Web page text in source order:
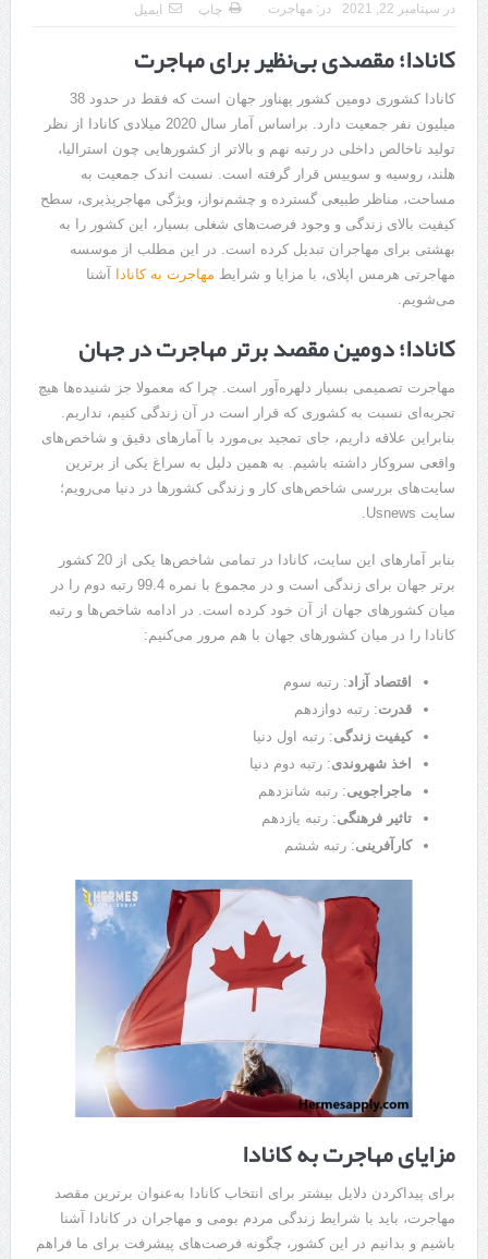
استریا
طراحی در خدمت نظم؛ از قفسه ‌های یک‌ طرفه تا دو طرفه، روایت
هوشمندی در معماری فروشگاه
در سپتامبر 22, 2021 در: مهاجرت چاپ ایمیل
کانادا؛ مقصدی بی‌نظیر برای مهاجرت
کانادا کشوری دومین کشور پهناور جهان است که فقط در حدود 38
میلیون نفر جمعیت دارد. براساس آمار سال 2020 میلادی کانادا از نظر
تولید ناخالص داخلی در رتبه نهم و بالاتر از کشورهایی چون استرالیا،
هلند، روسیه و سوییس قرار گرفته است. نسبت اندک جمعیت به
مساحت، مناظر طبیعی گسترده و چشم‌نواز، ویژگی مهاجرپذیری، سطح
کیفیت بالای زندگی و وجود فرصت‌های شغلی بسیار، این کشور را به
بهشتی برای مهاجران تبدیل کرده است. در این مطلب از موسسه
مهاجرتی هرمس اپلای، با مزایا و شرایط مهاجرت به کانادا
آشنا
می‌شویم.
کانادا؛ دومین مقصد برتر مهاجرت در جهان
مهاجرت تصمیمی بسیار دلهره‌آور است. چرا که معمولا جز شنیده‌ها هیچ
تجربه‌ای نسبت به کشوری که قرار است در آن زندگی کنیم، نداریم.
بنابراین علاقه داریم، جای تمجید بی‌مورد با آمارهای دقیق و شاخص‌های
واقعی سروکار داشته باشیم. به همین دلیل به سراغ یکی از برترین
سایت‌های بررسی شاخص‌های کار و زندگی کشورها در دنیا می‌رویم؛
سایت Usnews.
بنابر آمارهای این سایت، کانادا در تمامی شاخص‌ها یکی از 20 کشور
برتر جهان برای زندگی است و در مجموع با نمره 99.4 رتبه دوم را در
میان کشورهای جهان از آن خود کرده است. در ادامه شاخص‌ها و رتبه
کانادا را در میان کشورهای جهان با هم مرور می‌کنیم:
اقتصاد آزاد: رتبه سوم
قدرت: رتبه دوازدهم
کیفیت زندگی: رتبه اول دنیا
اخذ شهروندی: رتبه دوم دنیا
ماجراجویی: رتبه شانزدهم
تاثیر فرهنگی: رتبه یازدهم
کارآفرینی: رتبه ششم
مزایای مهاجرت به کانادا
برای پیداکردن دلایل بیشتر برای انتخاب کانادا به‌عنوان برترین مقصد
مهاجرت، باید با شرایط زندگی مردم بومی و مهاجران در کانادا آشنا
باشیم و بدانیم در این کشور، چگونه فرصت‌های پیشرفت برای ما فراهم